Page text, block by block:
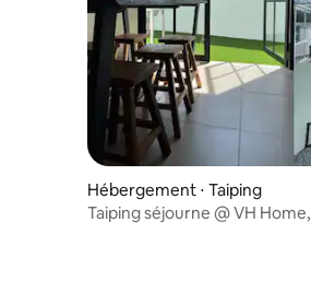
Hébergement ⋅ Taiping
Taiping séjourne @ VH